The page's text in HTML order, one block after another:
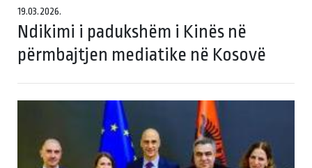
19.03.2026.
Ndikimi i padukshëm i Kinës në
përmbajtjen mediatike në Kosovë